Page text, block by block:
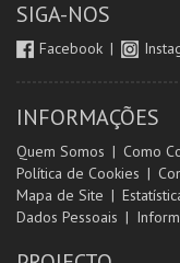
SIGA-NOS
Facebook
INFORMAÇÕES
Quem Somos Como
Política de Cookies
Mapa de Site
Dados Pessoais